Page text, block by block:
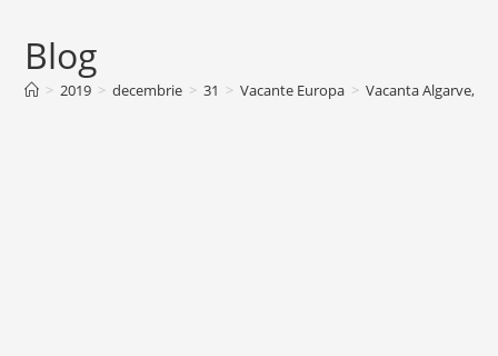
Blog
> 2019 > decembrie > 31 > Vacante Europa > Vacanta Algarve,